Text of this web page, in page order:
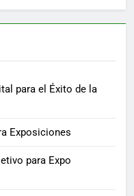
para el Éxito de la
Exposiciones
para Expo